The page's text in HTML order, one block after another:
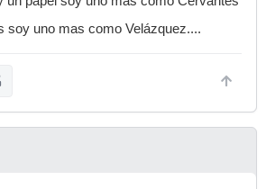
soy uno mas como Velázquez....